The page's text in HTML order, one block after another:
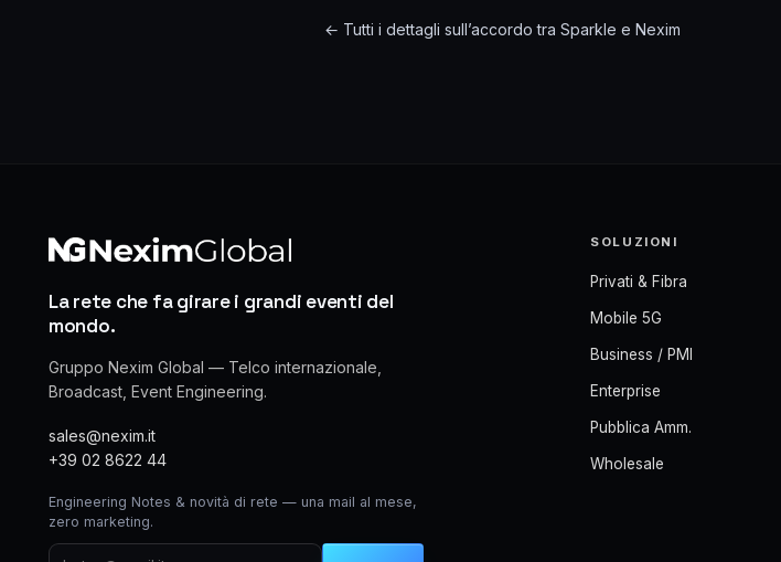
← Tutti i dettagli sull’accordo tra Sparkle e Nexim
La rete che fa girare i grandi eventi del
mondo.
Gruppo Nexim Global — Telco internazionale,
Broadcast, Event Engineering.
sales@nexim.it
+39 02 8622 44
Engineering Notes & novità di rete — una mail al mese,
zero marketing.
SOLUZIONI
Privati & Fibra
Mobile 5G
Business / PMI
Enterprise
Pubblica Amm.
Wholesale